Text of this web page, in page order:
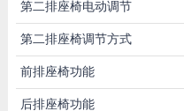
第二排座椅电动调节
第二排座椅调节方式
前排座椅功能
后排座椅功能